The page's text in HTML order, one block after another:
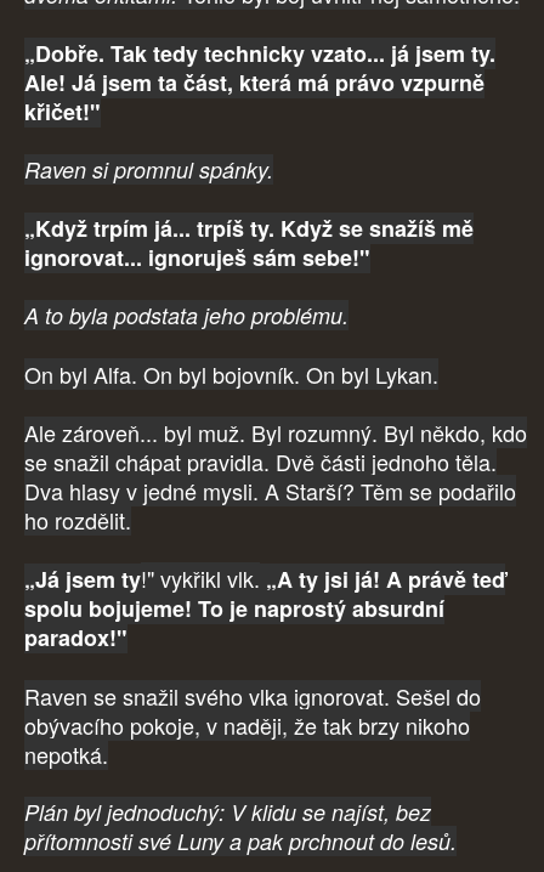
„Dobře. Tak tedy technicky vzato... já jsem ty.
Ale! Já jsem ta část, která má právo vzpurně
křičet!"
Raven si promnul spánky.
„Když trpím já... trpíš ty. Když se snažíš mě
ignorovat... ignoruješ sám sebe!"
A to byla podstata jeho problému.
On byl Alfa. On byl bojovník. On byl Lykan.
Ale zároveň... byl muž. Byl rozumný. Byl někdo, kdo
se snažil chápat pravidla. Dvě části jednoho těla.
Dva hlasy v jedné mysli. A Starší? Těm se podařilo
ho rozdělit.
„Já jsem ty!" vykřikl vlk. „A ty jsi já! A právě teď
spolu bojujeme! To je naprostý absurdní
paradox!"
Raven se snažil svého vlka ignorovat. Sešel do
obývacího pokoje, v naději, že tak brzy nikoho
nepotká.
Plán byl jednoduchý: V klidu se najíst, bez
přítomnosti své Luny a pak prchnout do lesů.